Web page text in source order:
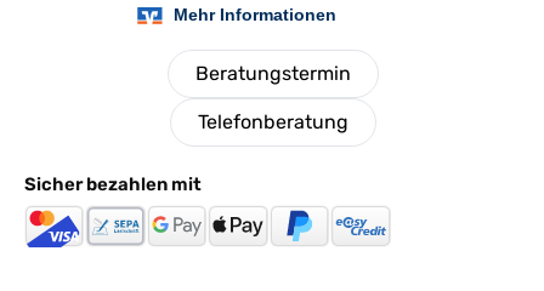
Beratungstermin
Telefonberatung
Sicher bezahlen mit